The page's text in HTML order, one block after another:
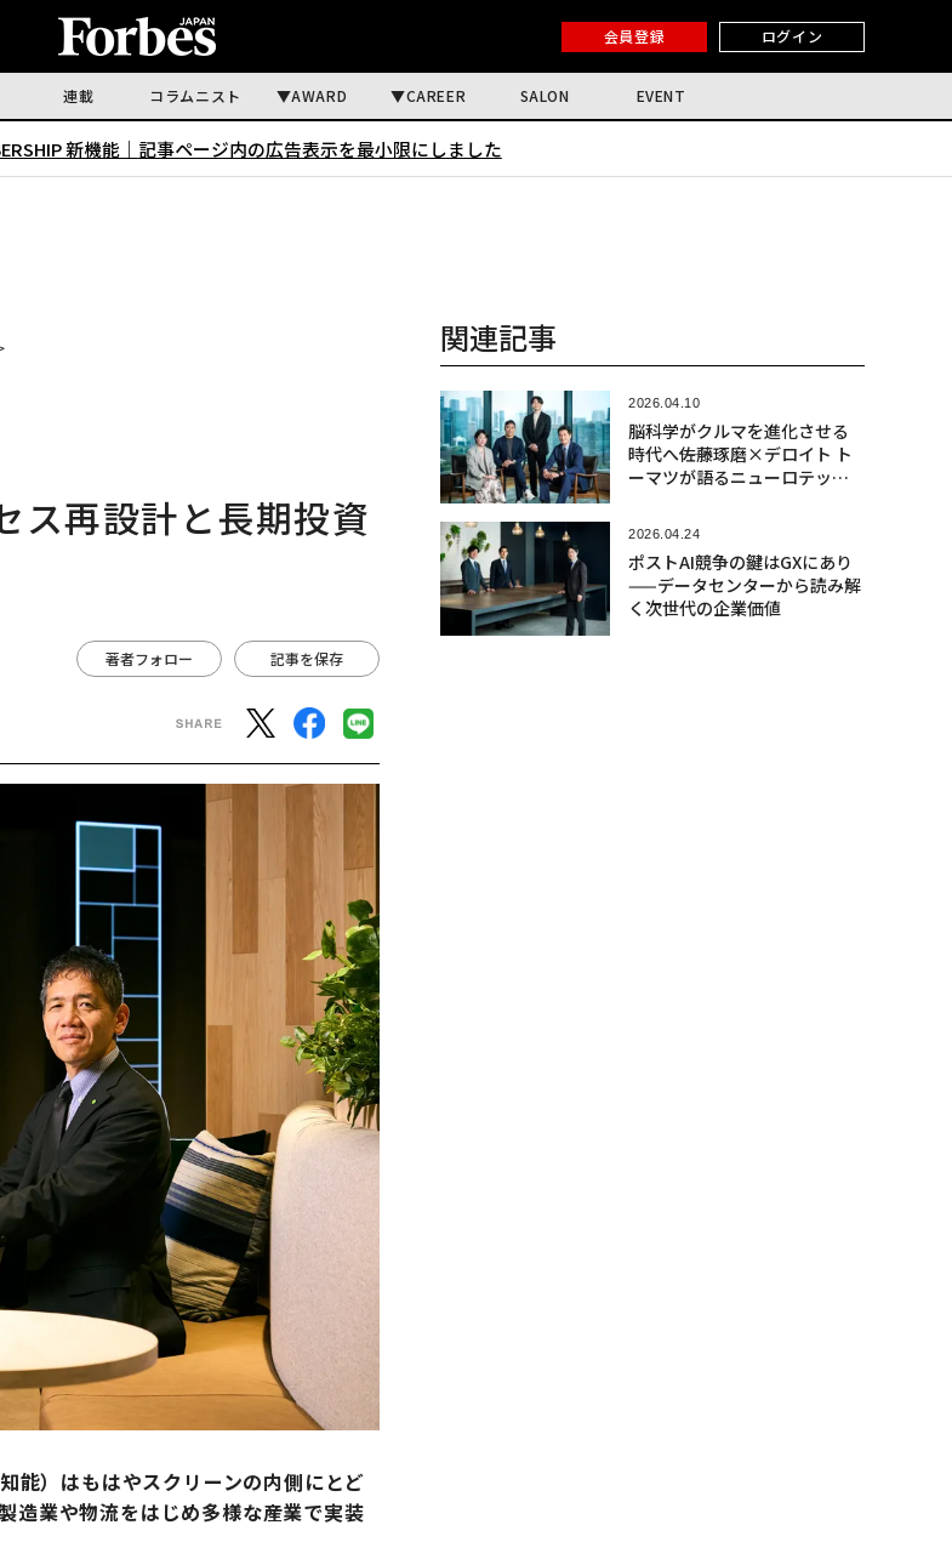
会員登録 ログイン
連載 コラムニスト AWARD CAREER SALON EVENT
新機能｜ 記事ページ内の広告表示を最小限にしました
ス再設計と長期投資
著者フォロー 記事を保存
能）はもはやスクリーンの内側にとど
造業や物流をはじめ多様な産業で実装
関連記事
2026.04.10
脳科学がクルマを進化させる
時代へ――佐藤琢磨×デロイト ト
ーマツが語るニューロテック
2026.04.24
ポストAI競争の鍵はGXにあり
——データセンターから読み解
く次世代の企業価値